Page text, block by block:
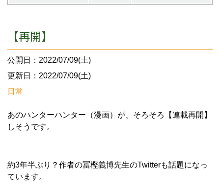
【再開】
公開日：2022/07/09(土)
更新日：2022/07/09(土)
日常
あのハンターハンター（漫画）が、そろそろ【連載再開】
しそうです。
約3年半ぶり？作者の冨樫義博先生のTwitterも話題になっ
ています。